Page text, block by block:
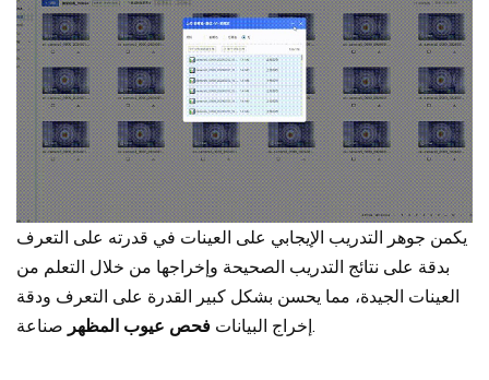
يكمن جوهر التدريب الإيجابي على العينات في قدرته على التعرف
بدقة على نتائج التدريب الصحيحة وإخراجها من خلال التعلم من
العينات الجيدة، مما يحسن بشكل كبير القدرة على التعرف ودقة
إخراج البيانات فحص عيوب المظهر صناعة.